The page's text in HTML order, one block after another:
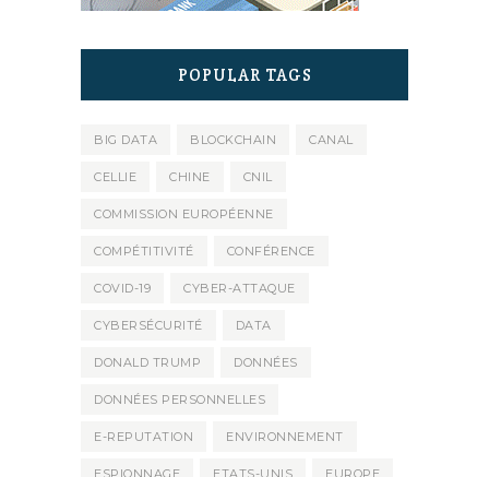
POPULAR TAGS
BIG DATA BLOCKCHAIN CANAL
CELLIE CHINE CNIL
COMMISSION EUROPÉENNE
COMPÉTITIVITÉ CONFÉRENCE
COVID-19 CYBER-ATTAQUE
CYBERSÉCURITÉ DATA
DONALD TRUMP DONNÉES
DONNÉES PERSONNELLES
E-REPUTATION ENVIRONNEMENT
ESPIONNAGE ETATS-UNIS EUROPE